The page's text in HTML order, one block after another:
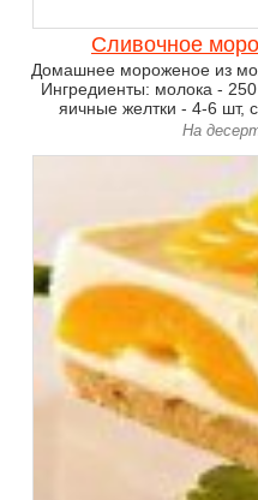
Сливочное
Домашнее мороженое из
Ингредиенты: молока -
яичные желтки - 4-6 шт,
На